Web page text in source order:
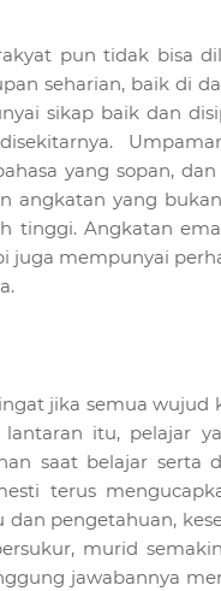
pun tidak bisa
seharian, baik di
sikap baik dan
yang sopan,
angkatan yang
tinggi. Angkatan
juga mempunyai
jika semua wujud
itu, pelajar
saat belajar serta
terus
pengetahuan,
murid
jawabannya